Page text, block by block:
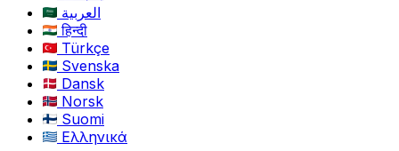
العربية
हिन्दी
Türkçe
Svenska
Dansk
Norsk
Suomi
Ελληνικά